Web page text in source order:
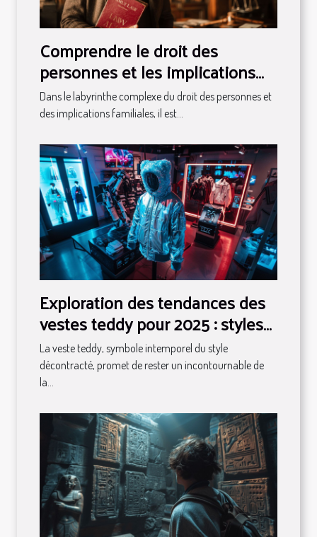
Comprendre le droit des
personnes et les implications
familiales
Dans le labyrinthe complexe du droit des personnes et
des implications familiales, il est...
Exploration des tendances des
vestes teddy pour 2025 : styles
et conseils
La veste teddy, symbole intemporel du style
décontracté, promet de rester un incontournable de
la...